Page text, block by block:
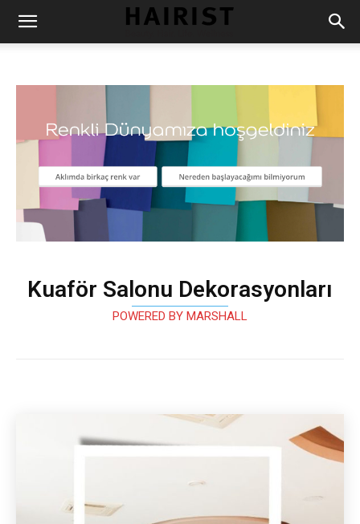
Kuaför Salonu Dekorasyonları
POWERED BY MARSHALL